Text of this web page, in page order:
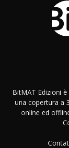
BitMAT Edizioni
una copertura a
online ed